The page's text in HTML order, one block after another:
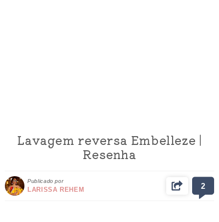
Lavagem reversa Embelleze |
Resenha
Publicado por
LARISSA REHEM 2